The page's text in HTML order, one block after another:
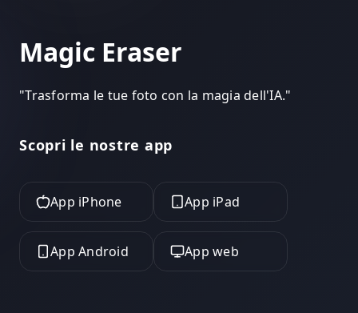
Magic Eraser
"Trasforma le tue foto con la magia dell'IA."
Scopri le nostre app
App iPhone App iPad
App Android App web